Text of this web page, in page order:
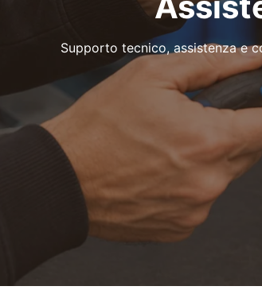
Supporto tecnico, assistenza e